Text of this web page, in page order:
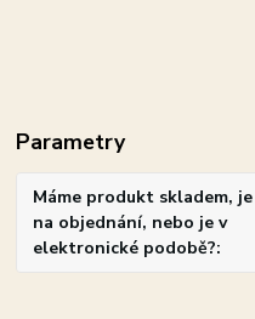
Parametry
Máme produkt skladem, je
na objednání, nebo je v
elektronické podobě?